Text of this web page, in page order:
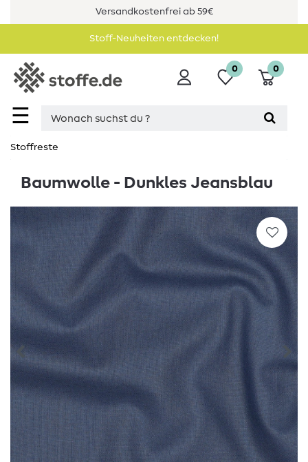
Versandkostenfrei ab 59€
Stoff-Neuheiten entdecken!
☰
0 0
Stoffreste
Baumwolle - Dunkles Jeansblau